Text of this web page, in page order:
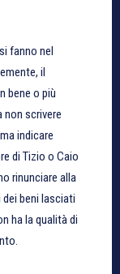
fanno nel
il
bene o più
non scrivere
indicare
di Tizio o Caio
rinunciare alla
beni lasciati
ha la qualità di